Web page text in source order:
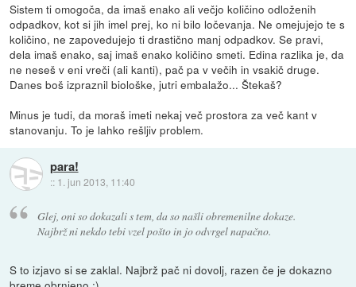
Sistem ti omogoča, da imaš enako ali večjo količino odloženih
odpadkov, kot si jih imel prej, ko ni bilo ločevanja. Ne omejujejo te s
količino, ne zapovedujejo ti drastično manj odpadkov. Se pravi,
dela imaš enako, saj imaš enako količino smeti. Edina razlika je, da
ne neseš v eni vreči (ali kanti), pač pa v večih in vsakič druge.
Danes boš izpraznil biološke, jutri embalažo... Štekaš?
Minus je tudi, da moraš imeti nekaj več prostora za več kant v
stanovanju. To je lahko rešljiv problem.
para!
:: 1. jun 2013, 11:40
Glej, oni so dokazali s tem, da so našli obremenilne dokaze.
Najbrž ni nekdo tebi vzel pošto in jo odvrgel napačno.
S to izjavo si se zaklal. Najbrž pač ni dovolj, razen če je dokazno